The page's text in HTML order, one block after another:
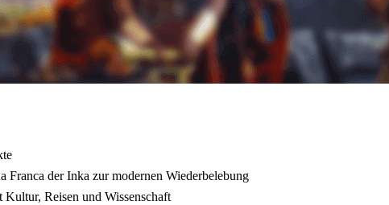
der Inka zur modernen Wiederbelebung
Reisen und Wissenschaft